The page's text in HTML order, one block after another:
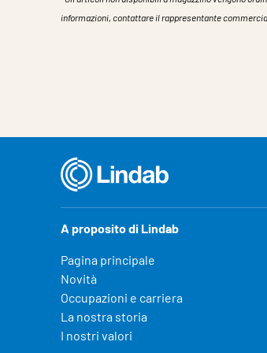
informazioni, contattare il rappresentante
A proposito di Lindab
Pagina principale
Novità
Occupazioni e carriera
La nostra storia
I nostri valori